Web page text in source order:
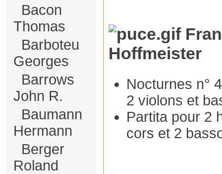
Bacon
Thomas
Barboteu
Georges
Barrows
John R.
Baumann
Hermann
Berger
Roland
Hoffmeister
Nocturnes n°
2 violons et
Partita pour 2
cors et 2